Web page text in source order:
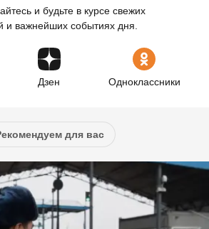
и будьте в курсе свежих
и важнейших событиях дня.
Дзен Одноклассники
для вас